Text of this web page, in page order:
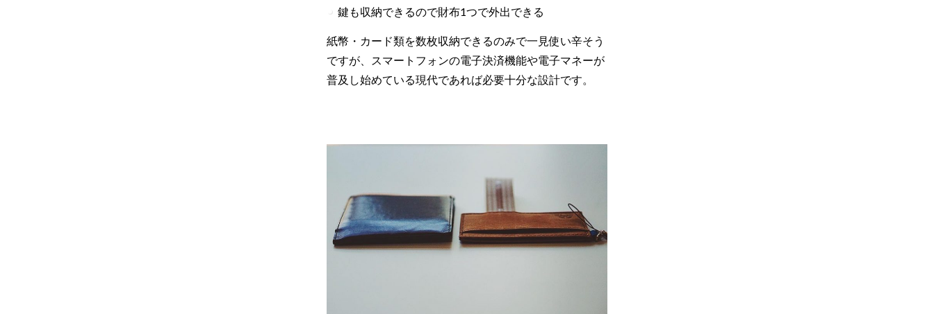
鍵も収納できるので財布1つで外出できる
紙幣・カード類を数枚収納できるのみで一見使い辛そう
ですが、スマートフォンの電子決済機能や電子マネーが
普及し始めている現代であれば必要十分な設計です。